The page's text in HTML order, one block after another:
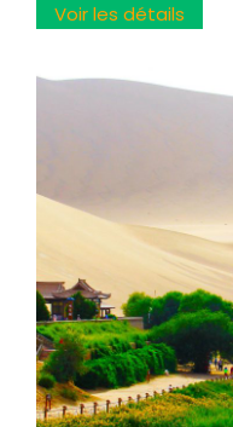
Voir les détails